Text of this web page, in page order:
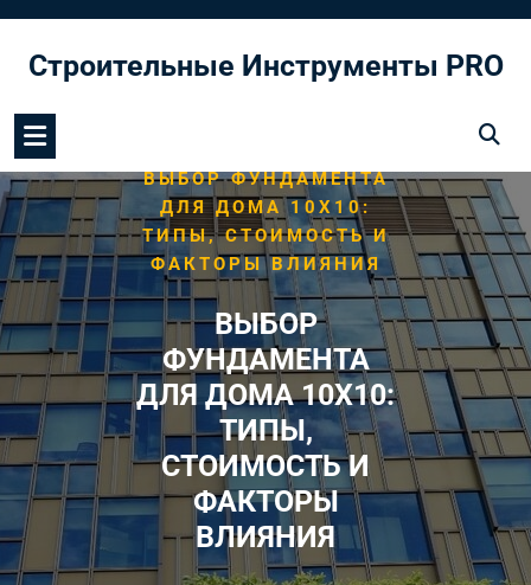
содержимому
Строительные Инструменты PRO
ВЫБОР ФУНДАМЕНТА
ДЛЯ ДОМА 10Х10:
ТИПЫ, СТОИМОСТЬ И
ФАКТОРЫ ВЛИЯНИЯ
ВЫБОР
ФУНДАМЕНТА
ДЛЯ ДОМА 10Х10:
ТИПЫ,
СТОИМОСТЬ И
ФАКТОРЫ
ВЛИЯНИЯ